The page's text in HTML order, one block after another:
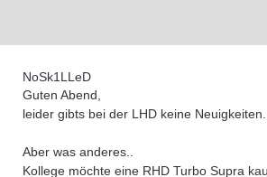
Supra
NoSk1LLeD
Guten Abend,
leider gibts bei der LHD keine Neuigkeiten..
Aber was anderes..
Kollege möchte eine RHD Turbo Supra